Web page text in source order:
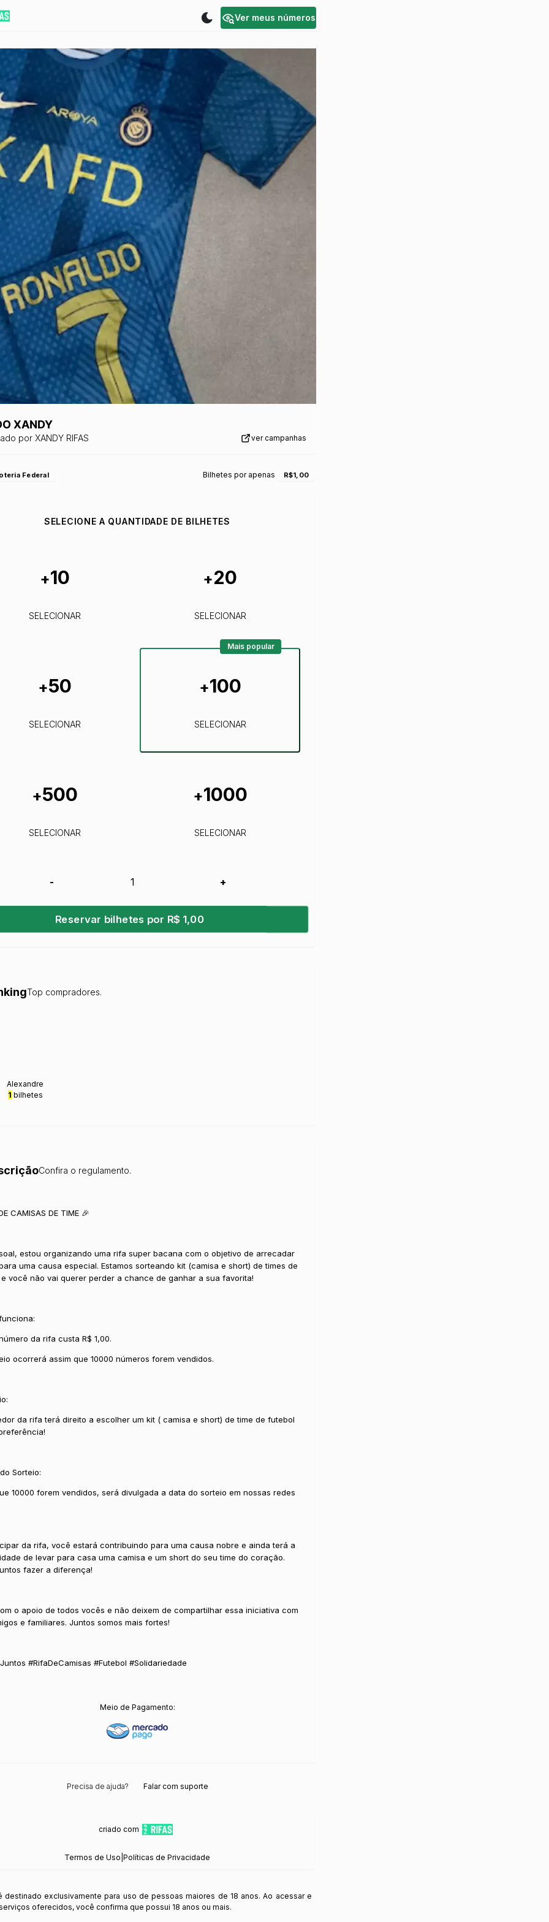
Ver meus números
XANDY
por XANDY RIFAS ver campanhas
Federal Bilhetes por apenas R$1,00
SELECIONE A QUANTIDADE DE BILHETES
+10
SELECIONAR
+20
SELECIONAR
+50
SELECIONAR
+100
SELECIONAR
Mais popular
+500
SELECIONAR
+1000
SELECIONAR
- +
Reservar bilhetes por R$ 1,00
Top compradores.
Alexandre
1 bilhetes
Confira o regulamento.
CAMISAS DE TIME 🎉
estou organizando uma rifa super bacana com o objetivo de arrecadar
uma causa especial. Estamos sorteando kit (camisa e short) de times de
você não vai querer perder a chance de ganhar a sua favorita!
da rifa custa R$ 1,00.
ocorrerá assim que 10000 números forem vendidos.
da rifa terá direito a escolher um kit ( camisa e short) de time de futebol
Sorteio:
10000 forem vendidos, será divulgada a data do sorteio em nossas redes
da rifa, você estará contribuindo para uma causa nobre e ainda terá a
de levar para casa uma camisa e um short do seu time do coração.
fazer a diferença!
o apoio de todos vocês e não deixem de compartilhar essa iniciativa com
e familiares. Juntos somos mais fortes!
#RifaDeCamisas #Futebol #Solidariedade
Meio de Pagamento:
Precisa de ajuda? Falar com suporte
criado com
Termos de Uso Políticas de Privacidade
destinado exclusivamente para uso de pessoas maiores de 18 anos. Ao acessar e
oferecidos, você confirma que possui 18 anos ou mais.